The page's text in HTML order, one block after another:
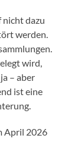
nicht dazu
werden.
wird,
– aber
ist eine
April 2026